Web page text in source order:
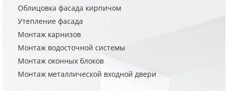
Облицовка фасада кирпичом
Утепление фасада
Монтаж карнизов
Монтаж водосточной системы
Монтаж оконных блоков
Монтаж металлической входной двери